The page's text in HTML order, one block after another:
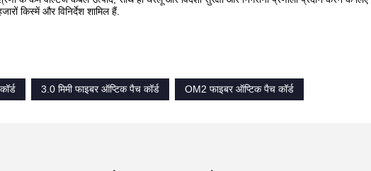
किस्में और विनिर्देश शामिल हैं.
3.0 मिमी फाइबर ऑप्टिक पैच कॉर्ड OM2 फाइबर ऑप्टिक पैच कॉर्ड